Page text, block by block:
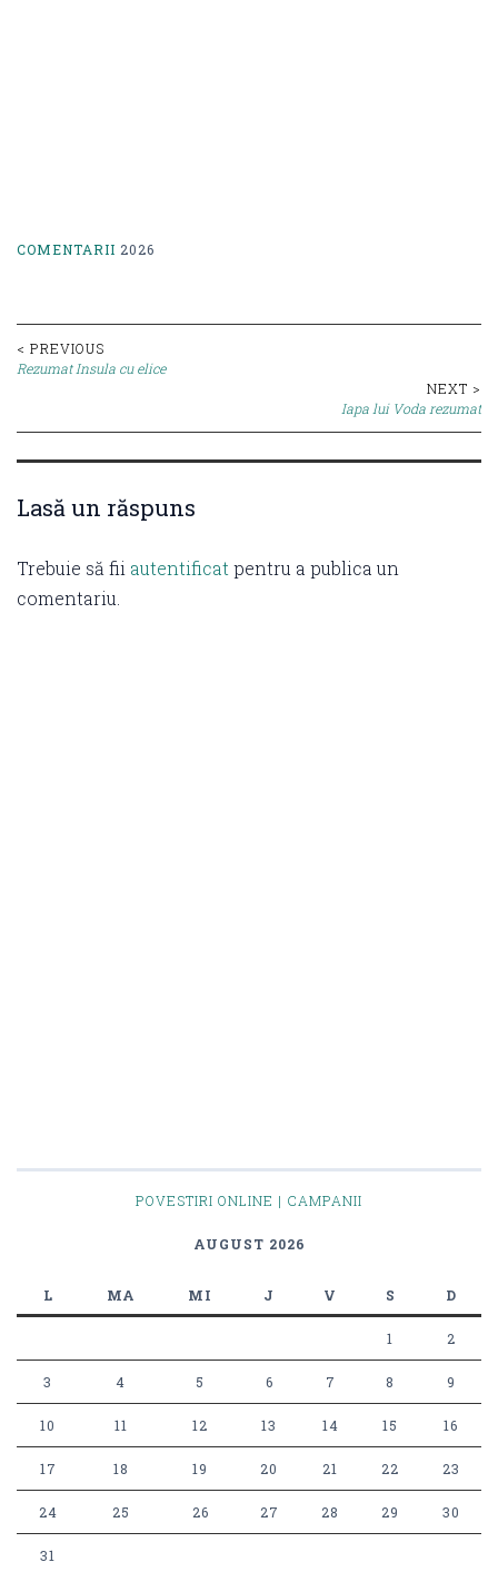
COMENTARII 2026
Post
< PREVIOUS
Rezumat Insula cu elice
NEXT >
Iapa lui Voda rezumat
Lasă un răspuns
Trebuie să fii autentificat pentru a publica un
comentariu.
POVESTIRI ONLINE | CAMPANII
AUGUST 2026
L MA MI J V S D
1 2
3 4 5 6 7 8 9
10 11 12 13 14 15 16
17 18 19 20 21 22 23
24 25 26 27 28 29 30
31